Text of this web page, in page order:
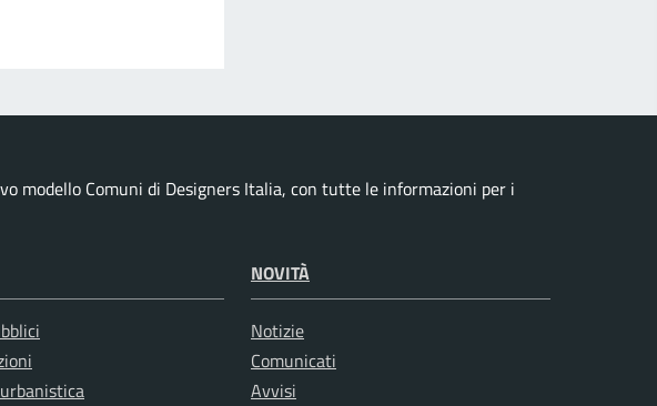
modello Comuni di Designers Italia, con tutte le informazioni per i
NOVITÀ
Notizie
Comunicati
Avvisi